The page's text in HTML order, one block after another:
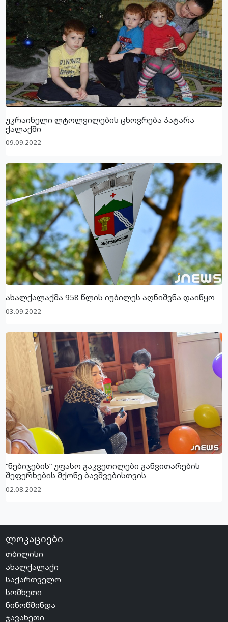
უკრაინელი ლტოლვილების ცხოვრება პატარა
ქალაქში
09.09.2022
ახალქალაქმა 958 წლის იუბილეს აღნიშვნა დაიწყო
03.09.2022
“ნებიჯების” უფასო გაკვეთილები განვითარების
შეფერხების მქონე ბავშვებისთვის
02.08.2022
ლოკაციები
თბილისი
ახალქალაქი
საქართველო
სომხეთი
ნინოწმინდა
ჯავახეთი